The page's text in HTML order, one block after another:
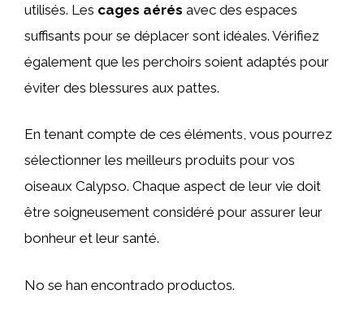
utilisés. Les cages aérés avec des espaces
suffisants pour se déplacer sont idéales. Vérifiez
également que les perchoirs soient adaptés pour
éviter des blessures aux pattes.
En tenant compte de ces éléments, vous pourrez
sélectionner les meilleurs produits pour vos
oiseaux Calypso. Chaque aspect de leur vie doit
être soigneusement considéré pour assurer leur
bonheur et leur santé.
No se han encontrado productos.